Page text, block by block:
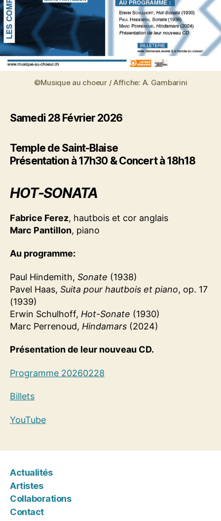
©Musique au choeur / Affiche: A. Gambarini
Samedi 28 Février 2026
Temple de Saint-Blaise
Présentation à 17h30 & Concert à 18h18
HOT-SONATA
Fabrice Ferez, hautbois et cor anglais
Marc Pantillon, piano
Au programme:
Paul Hindemith, Sonate (1938)
Pavel Haas, Suita pour hautbois et piano, op. 17
(1939)
Erwin Schulhoff, Hot-Sonate (1930)
Marc Perrenoud, Hindamars (2024)
Présentation de leur nouveau CD.
Programme 20260228
Billets
YouTube
Actualités
Artistes
Collaborations
Contact